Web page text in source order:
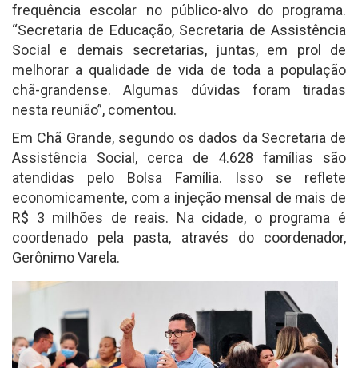
frequência escolar no público-alvo do programa.
“Secretaria de Educação, Secretaria de Assistência
Social e demais secretarias, juntas, em prol de
melhorar a qualidade de vida de toda a população
chã-grandense. Algumas dúvidas foram tiradas
nesta reunião”, comentou.
Em Chã Grande, segundo os dados da Secretaria de
Assistência Social, cerca de 4.628 famílias são
atendidas pelo Bolsa Família. Isso se reflete
economicamente, com a injeção mensal de mais de
R$ 3 milhões de reais. Na cidade, o programa é
coordenado pela pasta, através do coordenador,
Gerônimo Varela.